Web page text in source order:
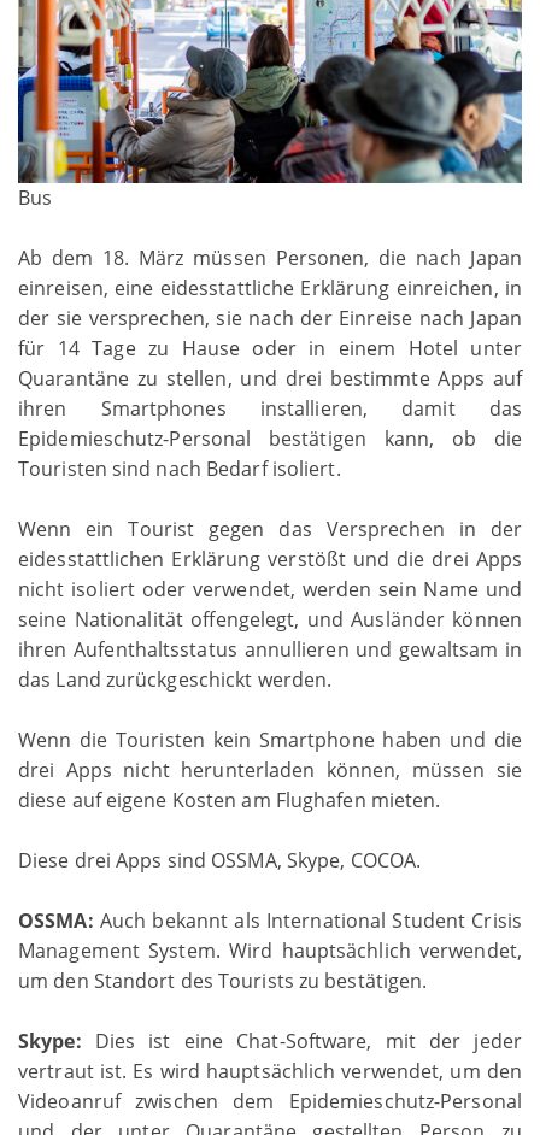
Bus
Ab dem 18. März müssen Personen, die nach Japan
einreisen, eine eidesstattliche Erklärung einreichen, in
der sie versprechen, sie nach der Einreise nach Japan
für 14 Tage zu Hause oder in einem Hotel unter
Quarantäne zu stellen, und drei bestimmte Apps auf
ihren Smartphones installieren, damit das
Epidemieschutz-Personal bestätigen kann, ob die
Touristen sind nach Bedarf isoliert.
Wenn ein Tourist gegen das Versprechen in der
eidesstattlichen Erklärung verstößt und die drei Apps
nicht isoliert oder verwendet, werden sein Name und
seine Nationalität offengelegt, und Ausländer können
ihren Aufenthaltsstatus annullieren und gewaltsam in
das Land zurückgeschickt werden.
Wenn die Touristen kein Smartphone haben und die
drei Apps nicht herunterladen können, müssen sie
diese auf eigene Kosten am Flughafen mieten.
Diese drei Apps sind OSSMA, Skype, COCOA.
OSSMA: Auch bekannt als International Student Crisis
Management System. Wird hauptsächlich verwendet,
um den Standort des Tourists zu bestätigen.
Skype: Dies ist eine Chat-Software, mit der jeder
vertraut ist. Es wird hauptsächlich verwendet, um den
Videoanruf zwischen dem Epidemieschutz-Personal